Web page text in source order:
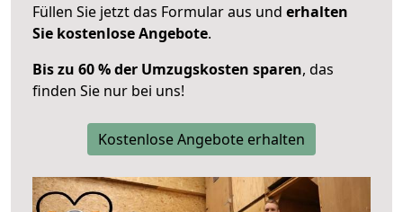
Füllen Sie jetzt das Formular aus und erhalten
Sie kostenlose Angebote.
Bis zu 60 % der Umzugskosten sparen, das
finden Sie nur bei uns!
Kostenlose Angebote erhalten